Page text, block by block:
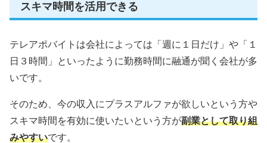
スキマ時間を活用できる
テレアポバイトは会社によっては「週に１日だけ」や「１
日３時間」といったように勤務時間に融通が聞く会社が多
いです。
そのため、今の収入にプラスアルファが欲しいという方や
スキマ時間を有効に使いたいという方が副業として取り組
みやすいです。